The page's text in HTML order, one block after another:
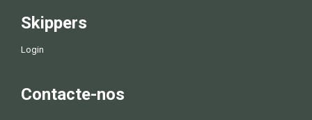
Skippers
Login
Contacte-nos